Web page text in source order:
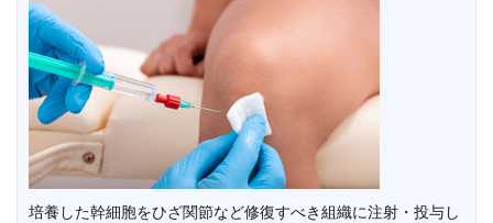
培養した幹細胞をひざ関節など修復すべき組織に注射・投与し